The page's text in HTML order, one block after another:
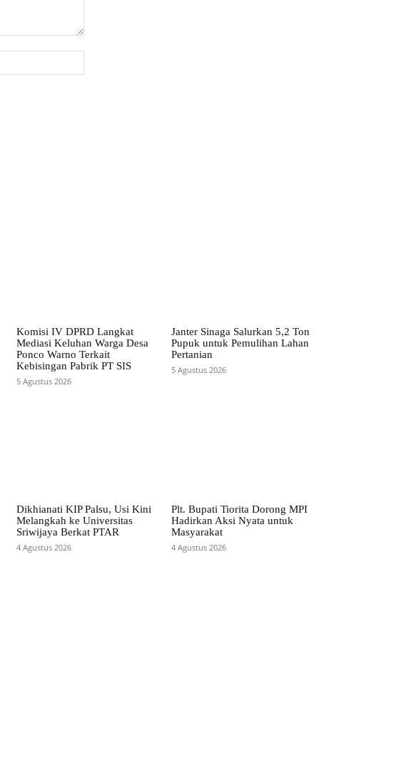
Komisi IV DPRD Langkat
Mediasi Keluhan Warga Desa
Ponco Warno Terkait
Kebisingan Pabrik PT SIS
5 Agustus 2026
Janter Sinaga Salurkan 5,2 Ton
Pupuk untuk Pemulihan Lahan
Pertanian
5 Agustus 2026
Dikhianati KIP Palsu, Usi Kini
Melangkah ke Universitas
Sriwijaya Berkat PTAR
4 Agustus 2026
Plt. Bupati Tiorita Dorong MPI
Hadirkan Aksi Nyata untuk
Masyarakat
4 Agustus 2026